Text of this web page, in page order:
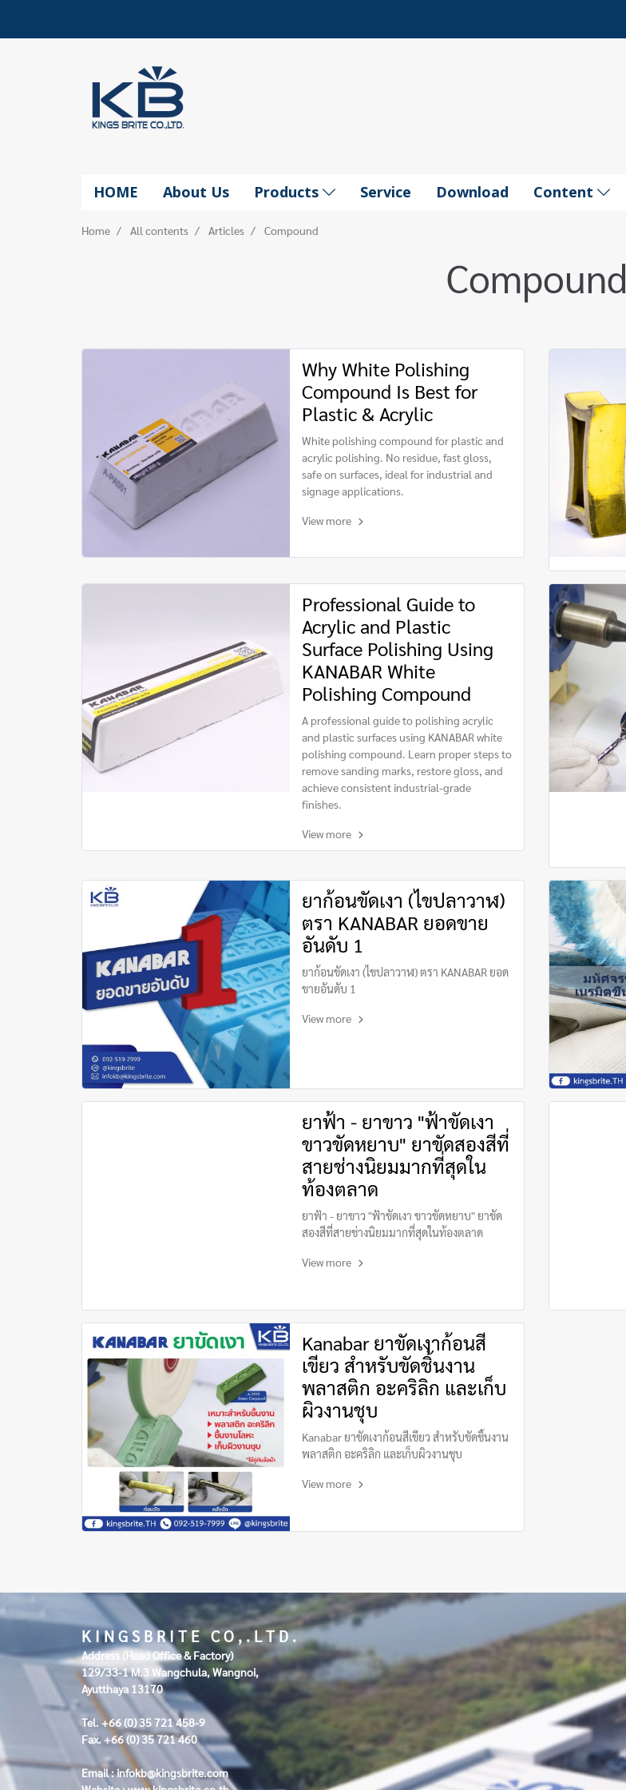
HOME About Us Products Service Download Content
Home All contents Articles Compound
Compound
Why White Polishing
Compound Is Best for
Plastic & Acrylic
White polishing compound for plastic and
acrylic polishing. No residue, fast gloss,
safe on surfaces, ideal for industrial and
signage applications.
View more
Professional Guide to
Acrylic and Plastic
Surface Polishing Using
KANABAR White
Polishing Compound
A professional guide to polishing acrylic
and plastic surfaces using KANABAR white
polishing compound. Learn proper steps to
remove sanding marks, restore gloss, and
achieve consistent industrial-grade
finishes.
View more
ยาก้อนขัดเงา (ไขปลาวาฬ)
ตรา KANABAR ยอดขาย
อันดับ 1
ยาก้อนขัดเงา (ไขปลาวาฬ) ตรา KANABAR ยอด
ขายอันดับ 1
View more
ยาฟ้า - ยาขาว "ฟ้าขัดเงา
ขาวขัดหยาบ" ยาขัดสองสีที่
สายช่างนิยมมากที่สุดใน
ท้องตลาด
ยาฟ้า - ยาขาว "ฟ้าขัดเงา ขาวขัดหยาบ" ยาขัด
สองสีที่สายช่างนิยมมากที่สุดในท้องตลาด
View more
Kanabar ยาขัดเงาก้อนสี
เขียว สำหรับขัดชิ้นงาน
พลาสติก อะคริลิก และเก็บ
ผิวงานชุบ
Kanabar ยาขัดเงาก้อนสีเขียว สำหรับขัดชิ้นงาน
พลาสติก อะคริลิก และเก็บผิวงานชุบ
View more
K I N G S B R I T E C O , . L T D .
Address (Head Office & Factory)
129/33-1 M.3 Wangchula, Wangnoi,
Ayutthaya 13170
Tel. +66 (0) 35 721 458-9
Fax. +66 (0) 35 721 460
Email :infokb@kingsbrite.com